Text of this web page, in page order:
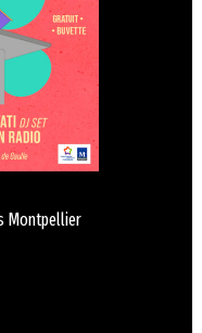
Montpellier